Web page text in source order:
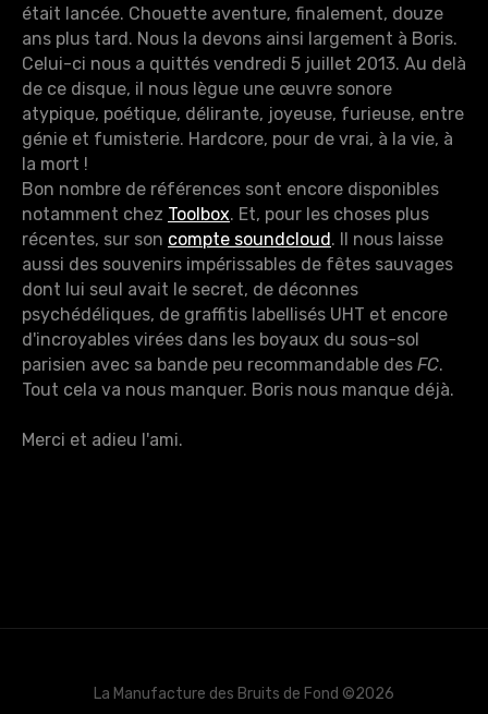
était lancée. Chouette aventure, finalement, douze
ans plus tard. Nous la devons ainsi largement à Boris.
Celui-ci nous a quittés vendredi 5 juillet 2013. Au delà
de ce disque, il nous lègue une œuvre sonore
atypique, poétique, délirante, joyeuse, furieuse, entre
génie et fumisterie. Hardcore, pour de vrai, à la vie, à
la mort !
Bon nombre de références sont encore disponibles
notamment chez Toolbox. Et, pour les choses plus
récentes, sur son compte soundcloud. Il nous laisse
aussi des souvenirs impérissables de fêtes sauvages
dont lui seul avait le secret, de déconnes
psychédéliques, de graffitis labellisés UHT et encore
d'incroyables virées dans les boyaux du sous-sol
parisien avec sa bande peu recommandable des FC.
Tout cela va nous manquer. Boris nous manque déjà.
Merci et adieu l'ami.
La Manufacture des Bruits de Fond ©2026